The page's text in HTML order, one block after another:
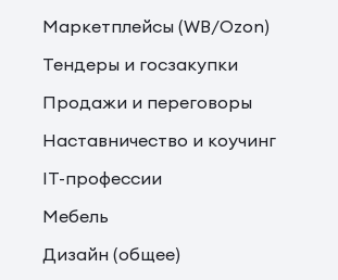
Маркетплейсы (WB/Ozon)
Тендеры и госзакупки
Продажи и переговоры
Наставничество и коучинг
IT-профессии
Мебель
Дизайн (общее)